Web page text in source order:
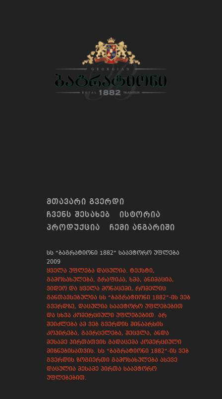
ᲛᲗᲐᲕᲐᲠᲘ ᲒᲕᲔᲠᲓᲘ
ᲩᲕᲔᲜᲡ ᲨᲔᲡᲐᲮᲔᲑ
ᲘᲡᲢᲝᲠᲘᲐ
ᲞᲠᲝᲓᲣᲥᲪᲘᲐ
ᲩᲔᲛᲘ ᲐᲜᲒᲐᲠᲘᲨᲘ
სს “ბაგრატიონი 1882” საავტორო უფლება
2009
ყველა უფლება დაცულია. ტექსტი,
გამოსახულება, გრაფიკა, ხმა, ანიმაცია,
ვიდეო და ყველა მონაცემი, რომელიც
განთავსებულია სს “ბაგრატიონი 1882”-ის ვებ
გვერდზე, დაცულია საავტორო უფლებებით
და სხვა კომერციული უფლებებით. არ
შეიძლება ამ ვებ გვერდის შინაარსის
კოპირება, გავრცელება, შეცვლა, ანდა
მესამე პირთათვის გადაცემა კომერციული
მიზნებისათვის. სს “ბაგრატიონი 1882”-ის ვებ
გვერდის ზოგიერთი გამოსახულება ასევე
დაცულია მესამე პირთა საავტორო
უფლებებით.